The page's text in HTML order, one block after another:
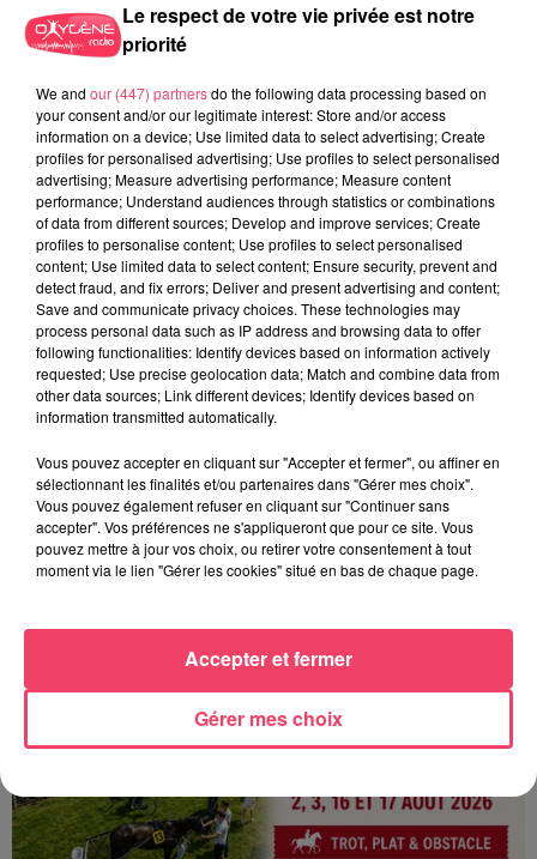
AUTRES ARTICLES QUI POURRAIENT VOUS
INTÉRESSER
4 août 2026
HAUT-ANJOU. QUI SONT CES CENTAINES DE CYCLISTES SUR LES
ROUTES DE...
Le respect de votre vie privée est notre
priorité
We and our (447) partnersdo the following data processing based on
your consent and/or our legitimate interest: Store and/or access
information on a device; Use limited data to select advertising; Create
profiles for personalised advertising; Use profiles to select personalised
advertising; Measure advertising performance; Measure content
performance; Understand audiences through statistics or combinations
of data from different sources; Develop and improve services; Create
profiles to personalise content; Use profiles to select personalised
content; Use limited data to select content; Ensure security, prevent and
detect fraud, and fix errors; Deliver and present advertising and content;
Save and communicate privacy choices. These technologies may
process personal data such as IP address and browsing data to offer
following functionalities: Identify devices based on information actively
requested; Use precise geolocation data; Match and combine data from
other data sources; Link different devices; Identify devices based on
information transmitted automatically.
Vous pouvez accepter en cliquant sur "Accepter et fermer", ou affiner en
sélectionnant les finalités et/ou partenaires dans "Gérer mes choix".
Vous pouvez également refuser en cliquant sur "Continuer sans
accepter". Vos préférences ne s'appliqueront que pour ce site. Vous
pouvez mettre à jour vos choix, ou retirer votre consentement à tout
moment via le lien "Gérer les cookies" situé en bas de chaque page.
Gérer mes choix
Accepter et fermer